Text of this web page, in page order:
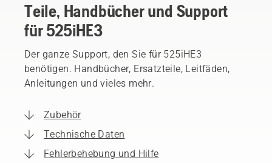
Teile, Handbücher und Support
für 525iHE3
Der ganze Support, den Sie für 525iHE3
benötigen. Handbücher, Ersatzteile, Leitfäden,
Anleitungen und vieles mehr.
Zubehör
Technische Daten
Fehlerbehebung und Hilfe